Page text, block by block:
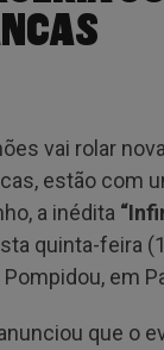
vai rolar
estão com
a inédita
quinta-feira
em
que o